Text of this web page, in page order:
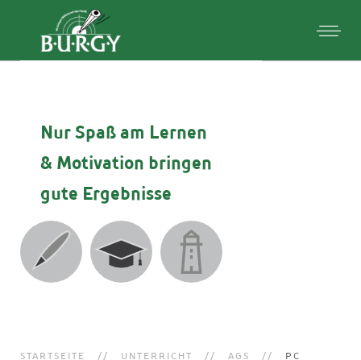
Nur Spaß am Lernen
& Motivation bringen
gute Ergebnisse
STARTSEITE UNTERRICHT AGS PC